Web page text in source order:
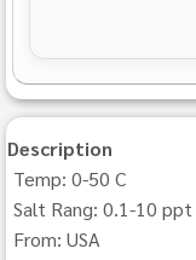
Description
Temp: 0-50 C
Salt Rang: 0.1-10 ppt
From: USA